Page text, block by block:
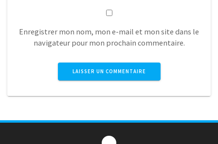
Enregistrer mon nom, mon e-mail et mon site dans le
navigateur pour mon prochain commentaire.